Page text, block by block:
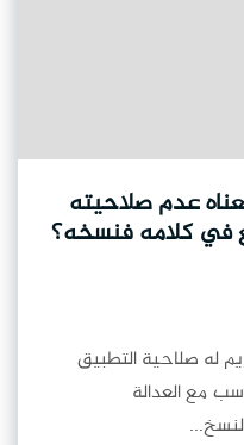
عدم صلاحيته
في كلامه فنسخه؟
له صلاحية التطبيق
مع العدالة